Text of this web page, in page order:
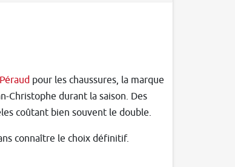
pour les chaussures, la marque
Christophe durant la saison. Des
coûtant bien souvent le double.
connaître le choix définitif.